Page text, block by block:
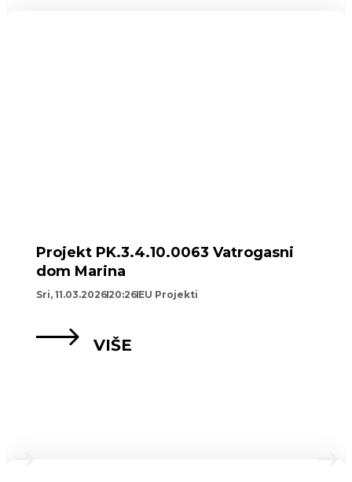
Projekt PK.3.4.10.0063 Vatrogasni
dom Marina
Sri, 11.03.2026 20:26 EU Projekti
VIŠE